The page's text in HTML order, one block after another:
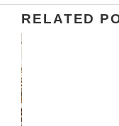
RELATED